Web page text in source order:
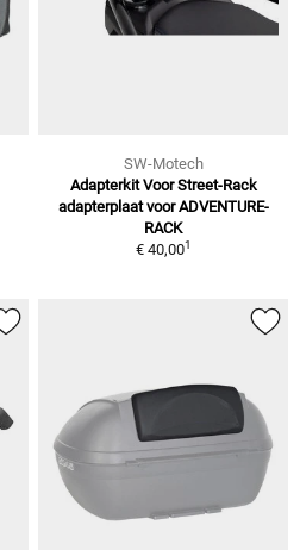
SW-Motech
Adapterkit Voor Street-Rack
adapterplaat voor ADVENTURE-
RACK
€ 40,001